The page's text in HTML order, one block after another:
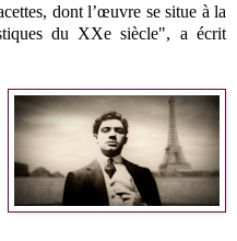
dont l’œuvre se situe à la
du XXe siècle", a écrit